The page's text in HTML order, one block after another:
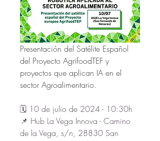
Presentación del Satélite Español
del Proyecto AgrifoodTEF y
proyectos que aplican IA en el
sector Agroalimentario.
🗓️ 10 de julio de 2024 - 10:30h
📌 Hub La Vega Innova - Camino
de la Vega, s/n, 28830 San